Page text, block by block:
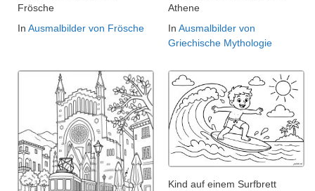
Frösche
In Ausmalbilder von Frösche
Athene
In Ausmalbilder von
Griechische Mythologie
Kind auf einem Surfbrett